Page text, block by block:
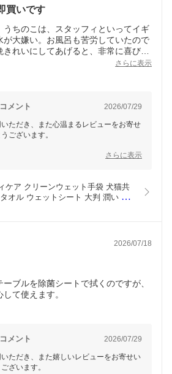
買いです
うちのこは、スタッフィといってイギ
が大嫌い。お風呂も苦労していたので
れいにしてあげると、非常に喜びま
れ、汚れも目でわかります。厚手でウ
。お風呂嫌いの子は必須です。ま
つ、マッサージすると、犬が喜ぶ
さらに表示
メント 2026/07/29
ただき、また心温まるレビューをお寄せ
ございます。
のお言葉をいただき、スタッフ一同大変嬉
が苦手とのことですが、毎晩のお手入れ
い、とても安心いたしました。短毛の抜
れ、厚手でウェット感にもご満足いただ
ていただいているとのこと、素敵なご活
努めてまいります。
ご注文を心よりお待ちしております。ス
さらに表示
ケア クリーンウェット手袋 犬猫共
オル ウェットシート 大判 潤い 厚
2026/07/18
ブルを除菌シートで拭くのですが、
て使えます。
メント 2026/07/29
ただき、また嬉しいレビューをお寄せい
ざいます。